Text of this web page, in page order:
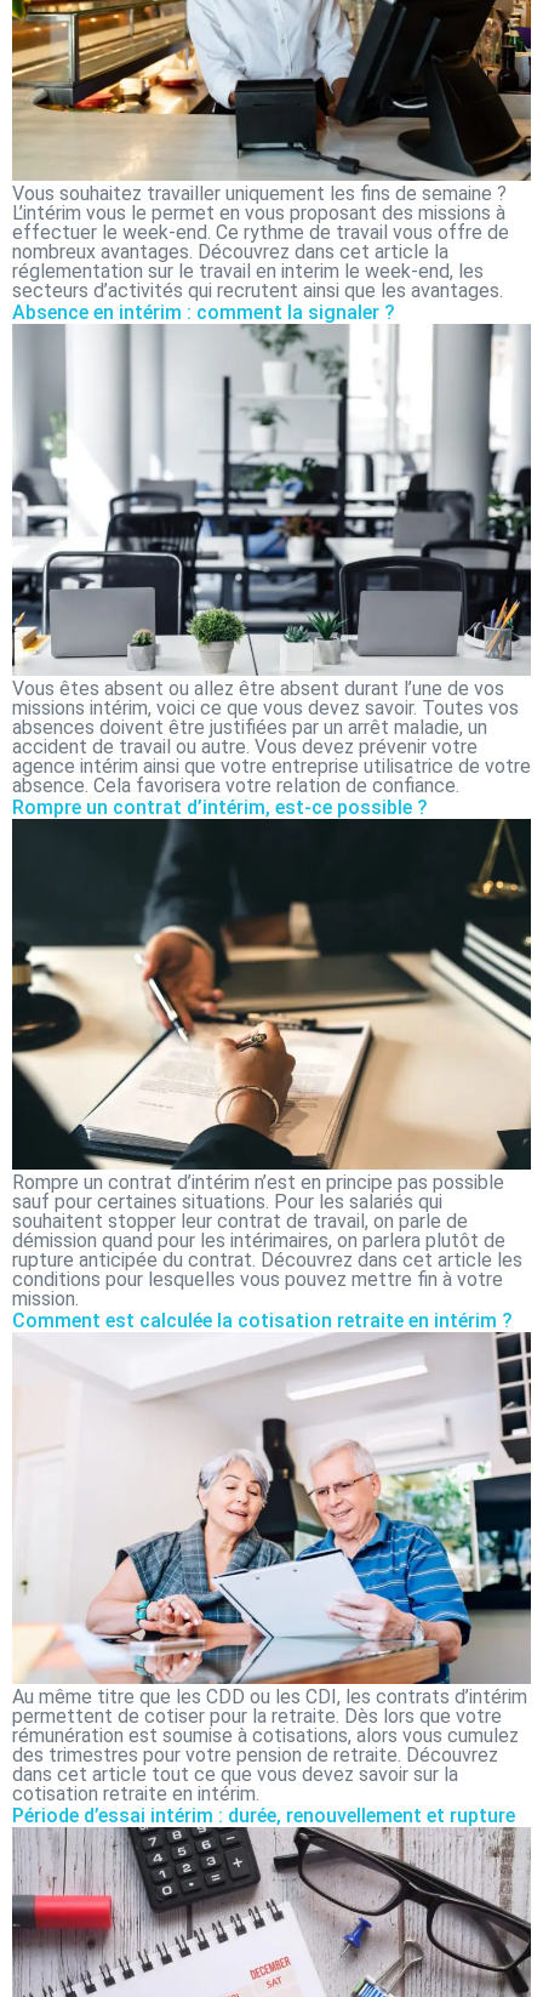
Vous souhaitez travailler uniquement les fins de semaine ?
L’intérim vous le permet en vous proposant des missions à
effectuer le week-end. Ce rythme de travail vous offre de
nombreux avantages. Découvrez dans cet article la
réglementation sur le travail en interim le week-end, les
secteurs d’activités qui recrutent ainsi que les avantages.
Absence en intérim : comment la signaler ?
Vous êtes absent ou allez être absent durant l’une de vos
missions intérim, voici ce que vous devez savoir. Toutes vos
absences doivent être justifiées par un arrêt maladie, un
accident de travail ou autre. Vous devez prévenir votre
agence intérim ainsi que votre entreprise utilisatrice de votre
absence. Cela favorisera votre relation de confiance.
Rompre un contrat d’intérim, est-ce possible ?
Rompre un contrat d’intérim n’est en principe pas possible
sauf pour certaines situations. Pour les salariés qui
souhaitent stopper leur contrat de travail, on parle de
démission quand pour les intérimaires, on parlera plutôt de
rupture anticipée du contrat. Découvrez dans cet article les
conditions pour lesquelles vous pouvez mettre fin à votre
mission.
Comment est calculée la cotisation retraite en intérim ?
Au même titre que les CDD ou les CDI, les contrats d’intérim
permettent de cotiser pour la retraite. Dès lors que votre
rémunération est soumise à cotisations, alors vous cumulez
des trimestres pour votre pension de retraite. Découvrez
dans cet article tout ce que vous devez savoir sur la
cotisation retraite en intérim.
Période d’essai intérim : durée, renouvellement et rupture